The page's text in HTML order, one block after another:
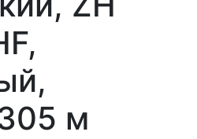
м